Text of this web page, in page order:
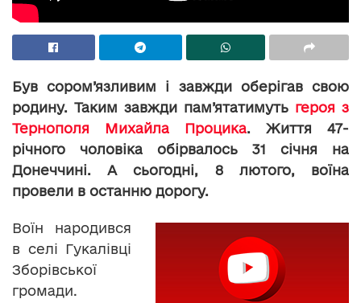
Був сором’язливим і завжди оберігав свою
родину. Таким завжди пам’ятатимуть героя з
Тернополя Михайла Процика. Життя 47-
річного чоловіка обірвалось 31 січня на
Донеччині. А сьогодні, 8 лютого, воїна
провели в останню дорогу.
Воїн народився
в селі Гукалівці
Зборівської
громади.